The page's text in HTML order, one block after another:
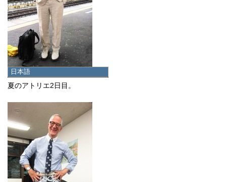
日本語
日本語
English
한국어
简体中文
繁體中文
夏のアトリエ2日目。